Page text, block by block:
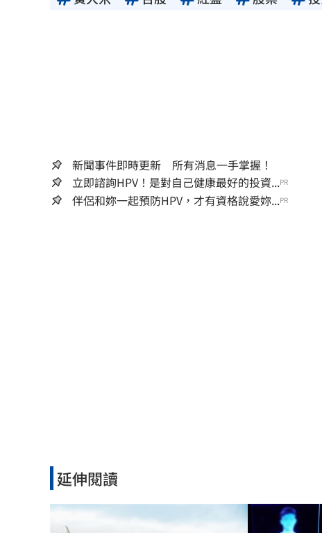
新聞事件即時更新 所有消息一手掌握！
立即諮詢HPV！是對自己健康最好的投資...PR
伴侶和妳一起預防HPV，才有資格說愛妳...PR
延伸閱讀